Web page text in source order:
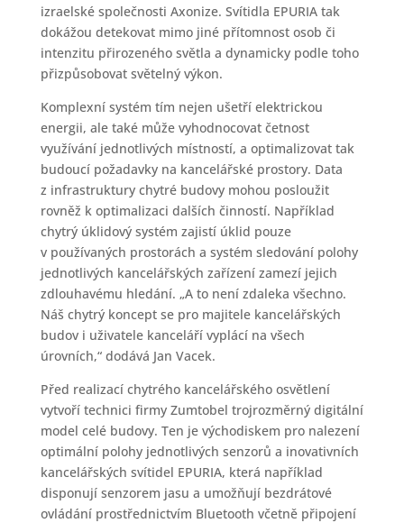
izraelské společnosti Axonize. Svítidla EPURIA tak
dokážou detekovat mimo jiné přítomnost osob či
intenzitu přirozeného světla a dynamicky podle toho
přizpůsobovat světelný výkon.
Komplexní systém tím nejen ušetří elektrickou
energii, ale také může vyhodnocovat četnost
využívání jednotlivých místností, a optimalizovat tak
budoucí požadavky na kancelářské prostory. Data
z infrastruktury chytré budovy mohou posloužit
rovněž k optimalizaci dalších činností. Například
chytrý úklidový systém zajistí úklid pouze
v používaných prostorách a systém sledování polohy
jednotlivých kancelářských zařízení zamezí jejich
zdlouhavému hledání. „A to není zdaleka všechno.
Náš chytrý koncept se pro majitele kancelářských
budov i uživatele kanceláří vyplácí na všech
úrovních,“ dodává Jan Vacek.
Před realizací chytrého kancelářského osvětlení
vytvoří technici firmy Zumtobel trojrozměrný digitální
model celé budovy. Ten je východiskem pro nalezení
optimální polohy jednotlivých senzorů a inovativních
kancelářských svítidel EPURIA, která například
disponují senzorem jasu a umožňují bezdrátové
ovládání prostřednictvím Bluetooth včetně připojení